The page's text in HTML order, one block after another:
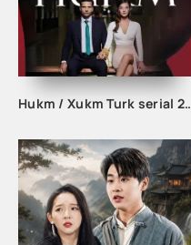
Hukm / Xukm Turk serial 203. 204. 205. 206. 207. 208.